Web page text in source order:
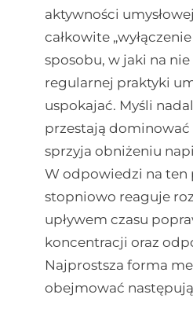
aktywności
całkowite
sposobu, w jaki na
regularnej praktyki
uspokajać. Myśli
przestają dominować
sprzyja obniżeniu
W odpowiedzi na ten
stopniowo reaguje
upływem czasu
koncentracji oraz
Najprostsza forma
obejmować